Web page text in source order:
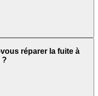
réparer la fuite à
?